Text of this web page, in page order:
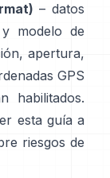
– datos
modelo de
apertura,
GPS
habilitados.
esta guía a
riesgos de